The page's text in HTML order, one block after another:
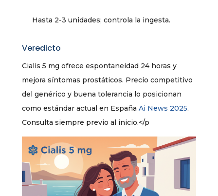
Hasta 2-3 unidades; controla la ingesta.
Veredicto
Cialis 5 mg ofrece espontaneidad 24 horas y
mejora síntomas prostáticos. Precio competitivo
del genérico y buena tolerancia lo posicionan
como estándar actual en España Ai News 2025.
Consulta siempre previo al inicio.</p